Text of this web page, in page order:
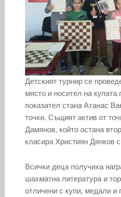
Детският турнир се
място и носител на купата
показател стана Атанас
точки. Същият актив от
Дамянов, който остана
класира Християн Дянков
Всички деца получиха
шахматна литература и
отличени с купи, медали и